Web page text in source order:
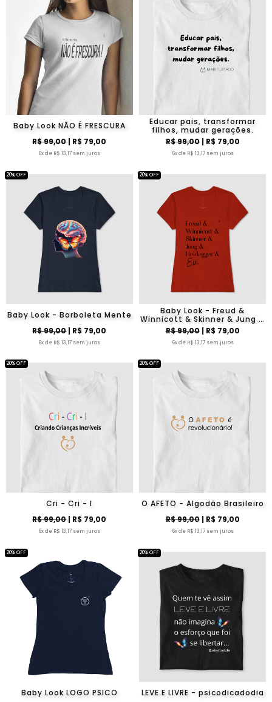
Baby Look NÃO É FRESCURA
R$ 99,00| R$ 79,00
6x de R$ 13,17 sem juros
Educar pais, transformar
filhos, mudar gerações.
R$ 99,00| R$ 79,00
6x de R$ 13,17 sem juros
Baby Look - Borboleta Mente
R$ 99,00| R$ 79,00
6x de R$ 13,17 sem juros
20% OFF
Baby Look - Freud &
Winnicott & Skinner & Jung &
Heidegger & Eu
R$ 99,00| R$ 79,00
6x de R$ 13,17 sem juros
20% OFF
Cri - Cri - I
R$ 99,00| R$ 79,00
6x de R$ 13,17 sem juros
20% OFF
O AFETO - Algodão Brasileiro
R$ 99,00| R$ 79,00
6x de R$ 13,17 sem juros
20% OFF
Baby Look LOGO PSICO
20% OFF
LEVE E LIVRE - psicodicadodia
20% OFF